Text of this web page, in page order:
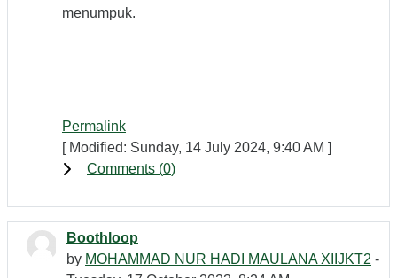
menumpuk.
Permalink
[ Modified: Sunday, 14 July 2024, 9:40 AM ]
Comments (0)
Boothloop
by MOHAMMAD NUR HADI MAULANA XIIJKT2 -